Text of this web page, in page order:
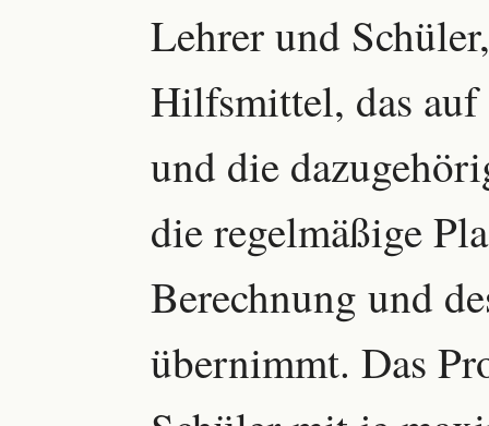
Lehrer und
Hilfsmittel, das auf
und die
die regelmäßige
Berechnung und
übernimmt. Das